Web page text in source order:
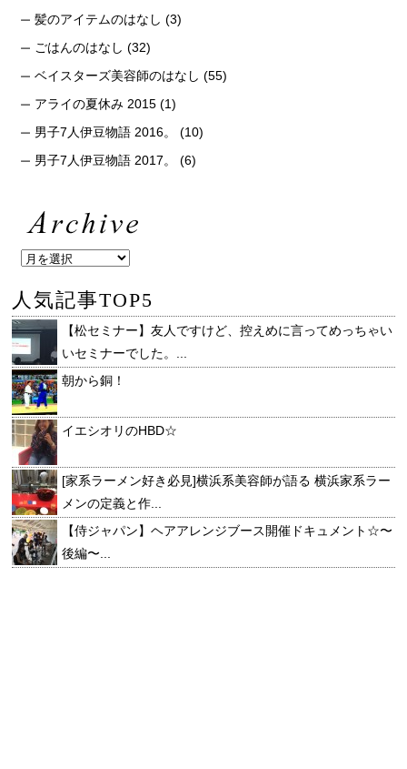
髪のアイテムのはなし (3)
ごはんのはなし (32)
ベイスターズ美容師のはなし (55)
アライの夏休み 2015 (1)
男子7人伊豆物語 2016。
(10)
男子7人伊豆物語 2017。
(6)
人気記事TOP5
【松セミナー】友人ですけど、控えめに言ってめっちゃい
いセミナーでした。...
朝から銅！
イエシオリのHBD☆
[家系ラーメン好き必見]横浜系美容師が語る 横浜家系ラー
メンの定義と作...
【侍ジャパン】ヘアアレンジブース開催ドキュメント☆〜
後編〜...